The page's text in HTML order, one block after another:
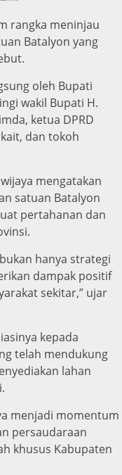
rangka meninjau
Batalyon yang
oleh Bupati
wakil Bupati H.
ketua DPRD
dan tokoh
mengatakan
satuan Batalyon
pertahanan dan
hanya strategi
dampak positif
sekitar,” ujar
kepada
telah mendukung
lahan
menjadi momentum
persaudaraan
khusus Kabupaten